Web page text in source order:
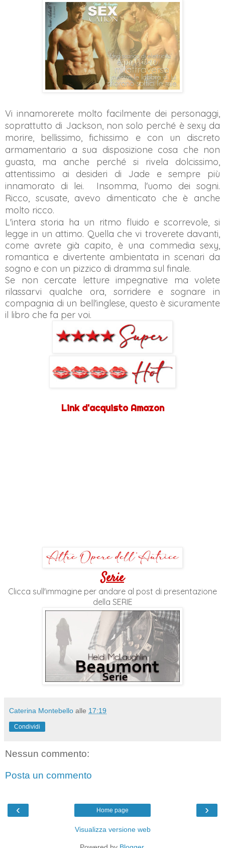
Vi innamorerete molto facilmente dei personaggi,
soprattutto di Jackson, non solo perché è sexy da
morire, bellissimo, fichissimo e con un discreto
armamentario a sua disposizione cosa che non
guasta, ma anche perché si rivela dolcissimo,
attentissimo ai desideri di Jade e sempre più
innamorato di lei. Insomma, l'uomo dei sogni.
Ricco, scusate, avevo dimenticato che è anche
molto ricco.
L'intera storia ha un ritmo fluido e scorrevole, si
legge in un attimo. Quella che vi troverete davanti,
come avrete già capito, è una commedia sexy,
romantica e divertente ambientata in scenari da
sogno e con un pizzico di dramma sul finale.
Se non cercate letture impegnative ma volete
rilassarvi qualche ora, sorridere e sognare in
compagnia di un bell'inglese, questo è sicuramente
il libro che fa per voi.
Link d'acquisto Amazon
Serie
Clicca sull'immagine per andare al post di presentazione
della SERIE
Caterina Montebello alle 17:19
Condividi
Nessun commento:
Posta un commento
‹ ›
Home page
Visualizza versione web